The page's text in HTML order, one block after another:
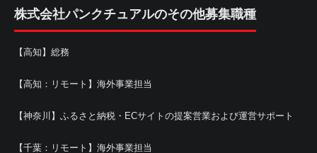
株式会社パンクチュアルのその他募集職種
【高知】総務
【高知：リモート】海外事業担当
【神奈川】ふるさと納税・ECサイトの提案営業および運営サポート
【千葉：リモート】海外事業担当